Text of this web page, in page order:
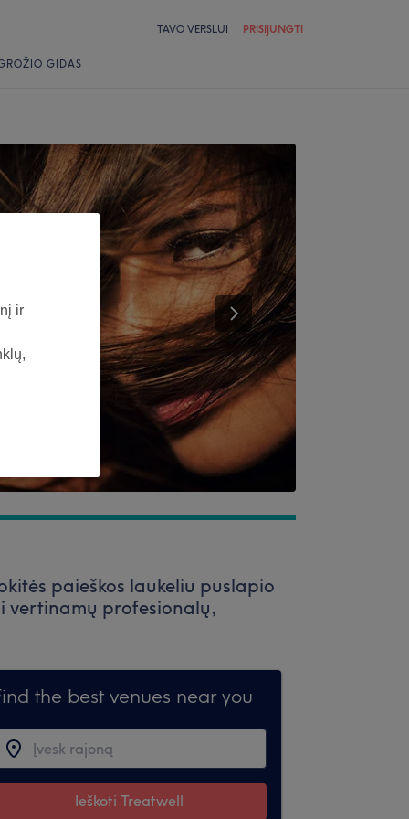
TAVO VERSLUI PRISIJUNGTI
GIDAS
paieškos laukeliu puslapio
vertinamų profesionalų,
the best venues near you
Ieškoti Treatwell
ir